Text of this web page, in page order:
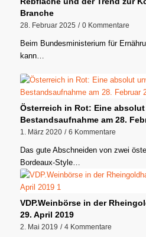
Branche
28. Februar 2025 / 0 Kommentare
Beim Bundesministerium für
kann…
Österreich in Rot: Eine
Bestandsaufnahme am 28.
1. März 2020 / 6 Kommentare
Das gute Abschneiden von zwei
Bordeaux-Style…
VDP.Weinbörse in der
29. April 2019
2. Mai 2019 / 4 Kommentare